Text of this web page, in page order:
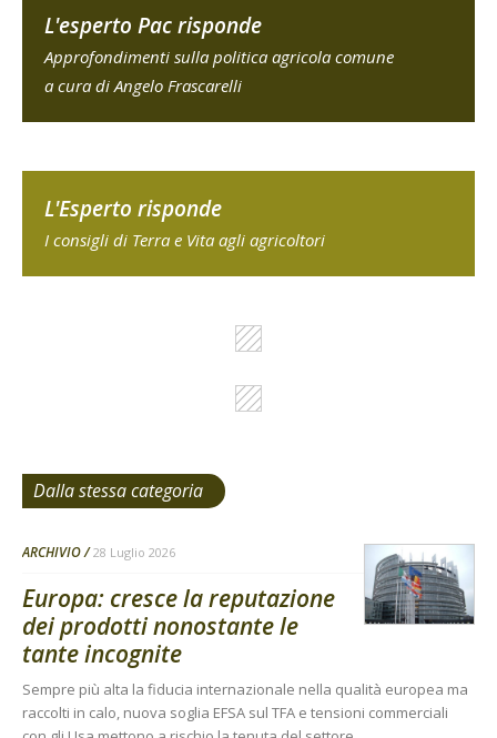
L'esperto Pac risponde
Approfondimenti sulla politica agricola comune
a cura di Angelo Frascarelli
L'Esperto risponde
I consigli di Terra e Vita agli agricoltori
Dalla stessa categoria
ARCHIVIO 28 Luglio 2026
Europa: cresce la reputazione
dei prodotti nonostante le
tante incognite
Sempre più alta la fiducia internazionale nella qualità europea ma
raccolti in calo, nuova soglia EFSA sul TFA e tensioni commerciali